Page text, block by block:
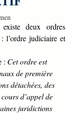
deux ordres
l’ordre judiciaire et
: Cet ordre est
de première
détachées, des
d’appel de
juridictions